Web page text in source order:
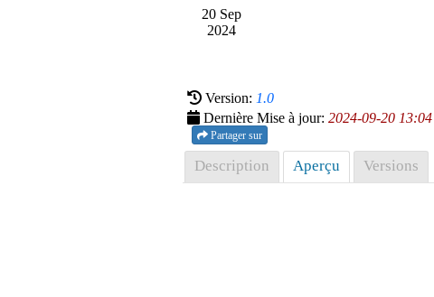
20 Sep
2024
Version: 1.0
Dernière Mise à jour: 2024-09-20 13:04
Partager sur
Description Aperçu Versions